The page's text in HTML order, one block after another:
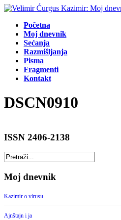
Početna
Moj dnevnik
Sećanja
Razmišljanja
Pisma
Fragmenti
Kontakt
DSCN0910
ISSN 2406-2138
Moj dnevnik
Kazimir o virusu
Ajnštajn i ja